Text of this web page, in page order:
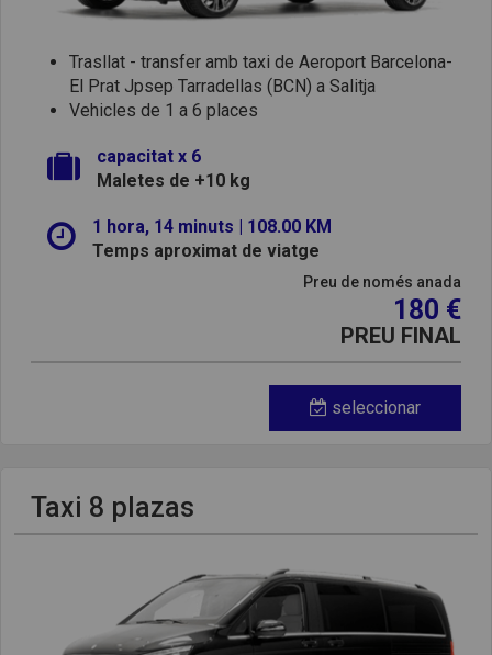
Trasllat - transfer amb taxi de Aeroport Barcelona-
El Prat Jpsep Tarradellas (BCN) a Salitja
Vehicles de 1 a 6 places
capacitat x 6
Maletes de +10 kg
1 hora, 14 minuts | 108.00 KM
Temps aproximat de viatge
Preu de només anada
180 €
PREU FINAL
seleccionar
Taxi 8 plazas